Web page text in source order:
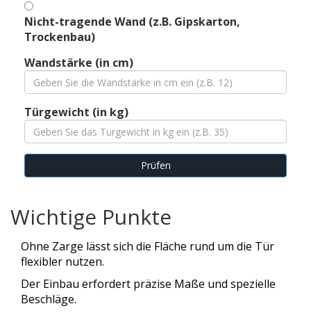
Nicht-tragende Wand (z.B. Gipskarton,
Trockenbau)
Wandstärke (in cm)
Türgewicht (in kg)
Prüfen
Wichtige Punkte
Ohne Zarge lässt sich die Fläche rund um die Tür
flexibler nutzen.
Der Einbau erfordert präzise Maße und spezielle
Beschläge.